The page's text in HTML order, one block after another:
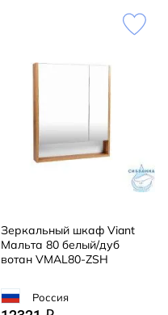
Зеркальный шкаф Viant
Мальта 80 белый/дуб
вотан VMAL80-ZSH
Россия